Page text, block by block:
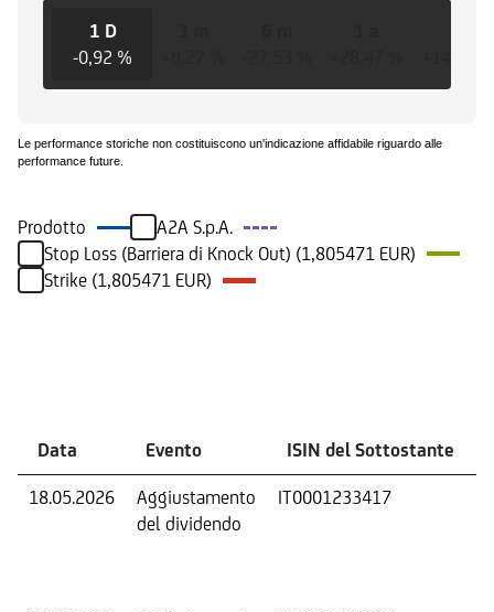
1 D
-0,92 %
Le performance storiche non costituiscono un'indicazione affidabile riguardo alle
performance future.
Prodotto
A2A S.p.A.
Stop Loss (Barriera di Knock Out) (1,805471 EUR)
Strike (1,805471 EUR)
Data Evento ISIN del Sottostante
18.05.2026
Aggiustamento
del dividendo
IT0001233417